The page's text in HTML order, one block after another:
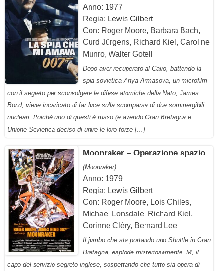
Anno: 1977
Regia: Lewis Gilbert
Con: Roger Moore, Barbara Bach,
Curd Jürgens, Richard Kiel, Caroline
Munro, Walter Gotell
Dopo aver recuperato al Cairo, battendo la
spia sovietica Anya Armasova, un microfilm
con il segreto per sconvolgere le difese atomiche della Nato, James
Bond, viene incaricato di far luce sulla scomparsa di due sommergibili
nucleari. Poichè uno di questi è russo (e avendo Gran Bretagna e
Unione Sovietica deciso di unire le loro forze […]
Moonraker – Operazione spazio
(Moonraker)
Anno: 1979
Regia: Lewis Gilbert
Con: Roger Moore, Lois Chiles,
Michael Lonsdale, Richard Kiel,
Corinne Cléry, Bernard Lee
Il jumbo che sta portando uno Shuttle in Gran
Bretagna, esplode misteriosamente. M, il
capo del servizio segreto inglese, sospettando che tutto sia opera di